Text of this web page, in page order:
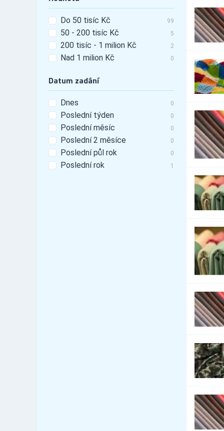
Do 50 tisíc Kč 99
50 - 200 tisíc Kč 5
200 tisíc - 1 milion Kč 2
Nad 1 milion Kč 0
Datum zadání
Dnes 0
Poslední týden 0
Poslední měsíc 0
Poslední 2 měsíce 0
Poslední půl rok 0
Poslední rok 1